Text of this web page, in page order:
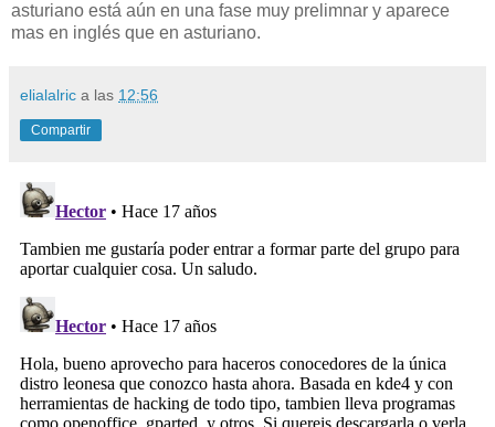
asturiano está aún en una fase muy prelimnar y aparece
mas en inglés que en asturiano.
elialalric a las 12:56
Compartir